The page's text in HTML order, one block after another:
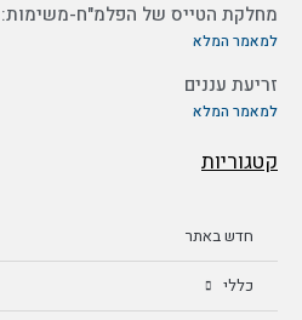
מחלקת הטייס של הפלמ"ח-משימות:
למאמר המלא
זריעת עננים
למאמר המלא
קטגוריות
חדש באתר
כללי